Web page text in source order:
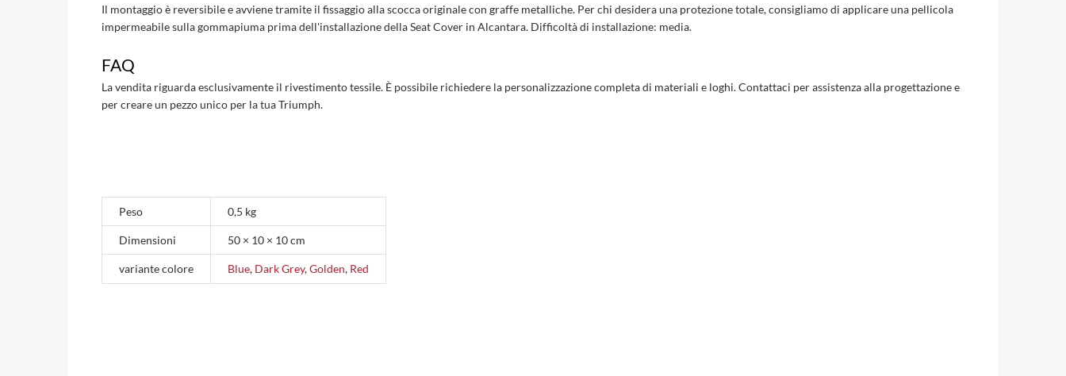
Il montaggio è reversibile e avviene tramite il fissaggio alla scocca originale con graffe metalliche. Per chi desidera una protezione totale, consigliamo di applicare una pellicola
impermeabile sulla gommapiuma prima dell'installazione della Seat Cover in Alcantara. Difficoltà di installazione: media.
FAQ
La vendita riguarda esclusivamente il rivestimento tessile. È possibile richiedere la personalizzazione completa di materiali e loghi. Contattaci per assistenza alla progettazione e
per creare un pezzo unico per la tua Triumph.
Peso 0,5 kg
Dimensioni 50 × 10 × 10 cm
variante colore Blue, Dark Grey,Golden, Red